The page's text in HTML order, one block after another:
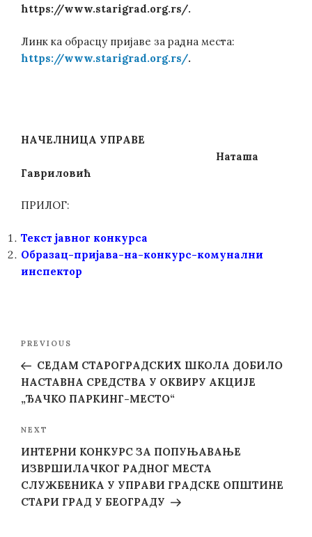
https://www.starigrad.org.rs/.
Линк ка обрасцу пријаве за радна места:
https://www.starigrad.org.rs/.
НАЧЕЛНИЦА УПРАВЕ
Наташа
Гавриловић
ПРИЛОГ:
Текст јавног конкурса
Образац-пријава-на-конкурс-комунални
инспектор
Post
Previous
Post
PREVIOUS
СЕДАМ СТАРОГРАДСКИХ ШКОЛА ДОБИЛО
НАСТАВНА СРЕДСТВА У ОКВИРУ АКЦИЈЕ
„ЂАЧКО ПАРКИНГ-МЕСТО“
Next
Post
NEXT
ИНТЕРНИ КОНКУРС ЗА ПОПУЊАВАЊЕ
ИЗВРШИЛАЧКОГ РАДНОГ МЕСТА
СЛУЖБЕНИКА У УПРАВИ ГРАДСКЕ ОПШТИНЕ
СТАРИ ГРАД У БЕОГРАДУ